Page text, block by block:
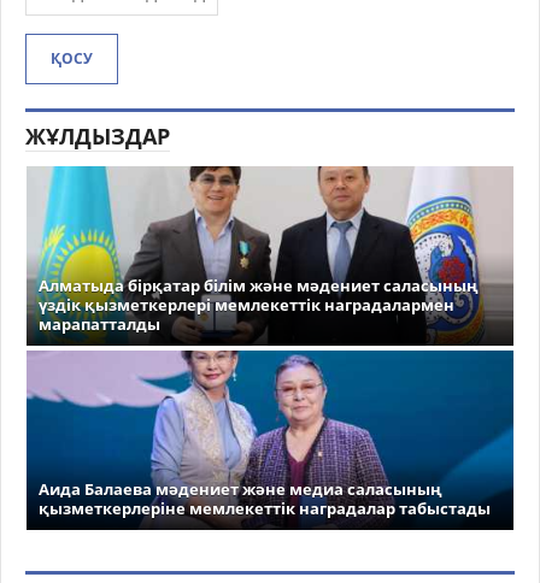
ҚОСУ
ЖҰЛДЫЗДАР
Алматыда бірқатар білім және мәдениет саласының
үздік қызметкерлері мемлекеттік наградалармен
марапатталды
Аида Балаева мәдениет және медиа саласының
қызметкерлеріне мемлекеттік наградалар табыстады